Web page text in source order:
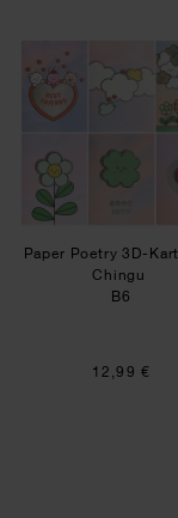
Paper Poetry 3D-
Chingu
B6
12,99 €